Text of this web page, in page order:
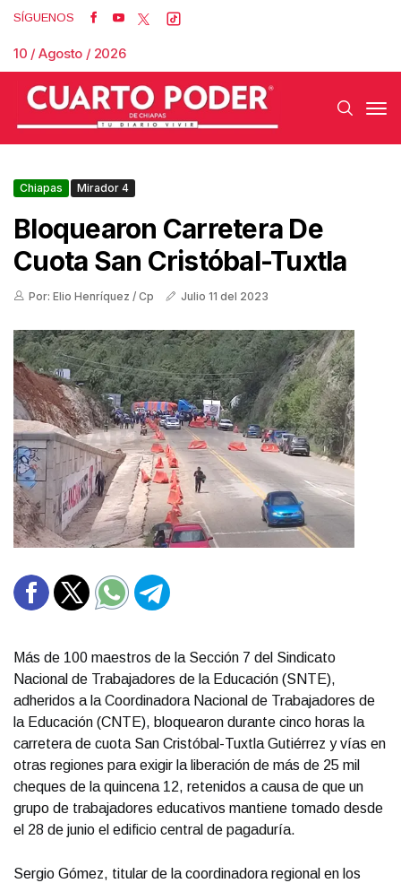
SÍGUENOS
10 / Agosto / 2026
Chiapas Mirador 4
Bloquearon Carretera De
Cuota San Cristóbal-Tuxtla
Por: Elio Henríquez / Cp Julio 11 del 2023
Más de 100 maestros de la Sección 7 del Sindicato
Nacional de Trabajadores de la Educación (SNTE),
adheridos a la Coordinadora Nacional de Trabajadores de
la Educación (CNTE), bloquearon durante cinco horas la
carretera de cuota San Cristóbal-Tuxtla Gutiérrez y vías en
otras regiones para exigir la liberación de más de 25 mil
cheques de la quincena 12, retenidos a causa de que un
grupo de trabajadores educativos mantiene tomado desde
el 28 de junio el edificio central de pagaduría.
Sergio Gómez, titular de la coordinadora regional en los